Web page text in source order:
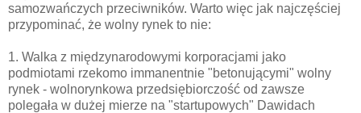
samozwańczych przeciwników. Warto więc jak najczęściej
przypominać, że wolny rynek to nie:
1. Walka z międzynarodowymi korporacjami jako
podmiotami rzekomo immanentnie "betonującymi" wolny
rynek - wolnorynkowa przedsiębiorczość od zawsze
polegała w dużej mierze na "startupowych" Dawidach